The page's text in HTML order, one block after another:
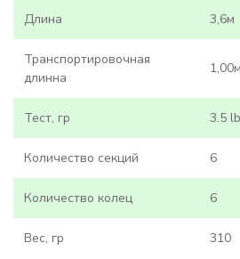
Длина 3,6м
Транспортировочная
длинна
1,00м
Тест, гр 3.5 lb
Количество секций 6
Количество колец 6
Вес, гр 310